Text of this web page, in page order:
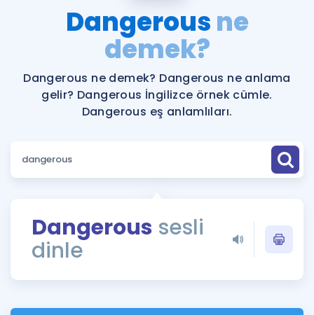
Şifremi Hatırlamıyorum
Katılımcı Görüşleri
Faydalı Araçlar
Ücretsiz Kaynaklar
Puan Hesaplama
ÖSYM Sınav Takvimi
Kampanyalar
İngilizce Gramer
Dangerousne
demek?
Dangerous ne demek? Dangerous ne anlama
gelir? Dangerous İngilizce örnek cümle.
Dangerous eş anlamlıları.
Dangerous sesli
dinle